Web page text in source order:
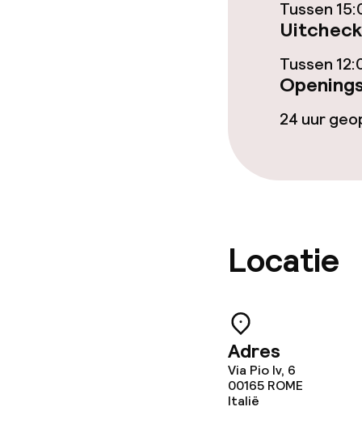
Diner à la
Babysitservice
Wasservice
Tussen
Tussen
24 uur
Locatie
Adres
Via Pio Iv, 6
00165 ROME
Italië